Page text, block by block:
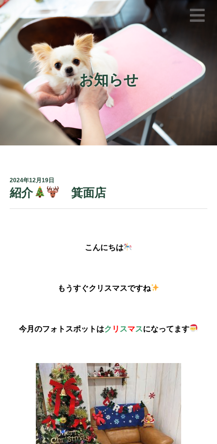
お知らせ
2024年12月19日
紹介 箕面店
こんにちは
もうすぐクリスマスですね
今月のフォトスポットはク リ スマスになってます